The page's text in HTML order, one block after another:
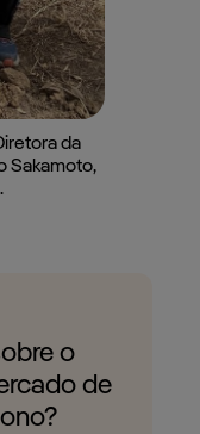
da
Sakamoto,
o
de